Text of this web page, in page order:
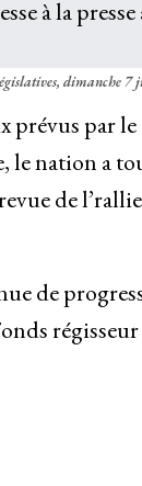
dimanche
par le
le nation a
de
de